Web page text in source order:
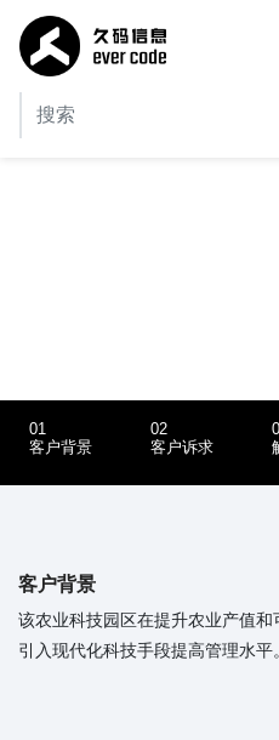
01
客户背景
02
客户诉求
客户背景
该农业科技园区在提升农业产值
引入现代化科技手段提高管理水平。